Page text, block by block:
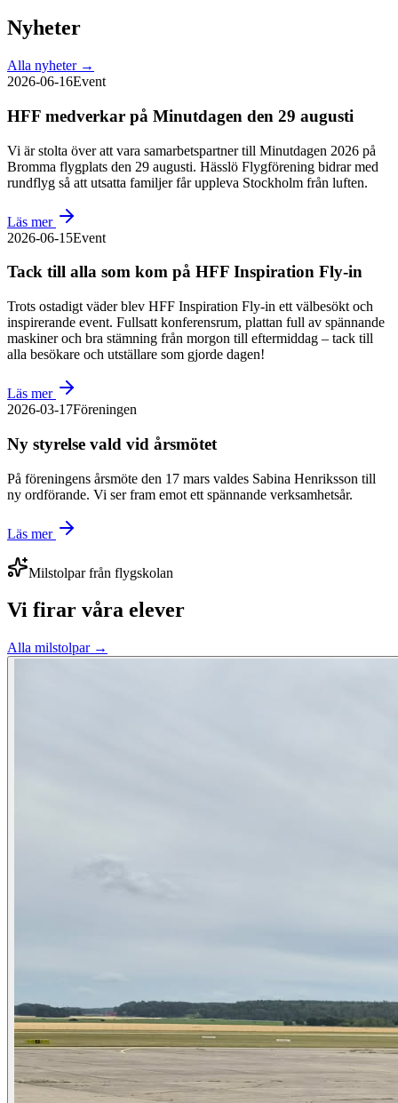
Nyheter
Alla nyheter →
2026-06-16Event
HFF medverkar på Minutdagen den 29 augusti
Vi är stolta över att vara samarbetspartner till Minutdagen 2026 på
Bromma flygplats den 29 augusti. Hässlö Flygförening bidrar med
rundflyg så att utsatta familjer får uppleva Stockholm från luften.
Läs mer
2026-06-15Event
Tack till alla som kom på HFF Inspiration Fly-in
Trots ostadigt väder blev HFF Inspiration Fly-in ett välbesökt och
inspirerande event. Fullsatt konferensrum, plattan full av spännande
maskiner och bra stämning från morgon till eftermiddag – tack till
alla besökare och utställare som gjorde dagen!
Läs mer
2026-03-17Föreningen
Ny styrelse vald vid årsmötet
På föreningens årsmöte den 17 mars valdes Sabina Henriksson till
ny ordförande. Vi ser fram emot ett spännande verksamhetsår.
Läs mer
Milstolpar från flygskolan
Vi firar våra elever
Alla milstolpar →